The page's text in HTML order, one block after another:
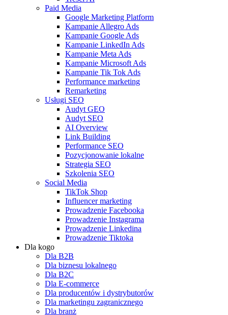
Paid Media
Google Marketing Platform
Kampanie Allegro Ads
Kampanie Google Ads
Kampanie LinkedIn Ads
Kampanie Meta Ads
Kampanie Microsoft Ads
Kampanie Tik Tok Ads
Performance marketing
Remarketing
Usługi SEO
Audyt GEO
Audyt SEO
AI Overview
Link Building
Performance SEO
Pozycjonowanie lokalne
Strategia SEO
Szkolenia SEO
Social Media
TikTok Shop
Influencer marketing
Prowadzenie Facebooka
Prowadzenie Instagrama
Prowadzenie Linkedina
Prowadzenie Tiktoka
Dla kogo
Dla B2B
Dla biznesu lokalnego
Dla B2C
Dla E-commerce
Dla producentów i dystrybutorów
Dla marketingu zagranicznego
Dla branż